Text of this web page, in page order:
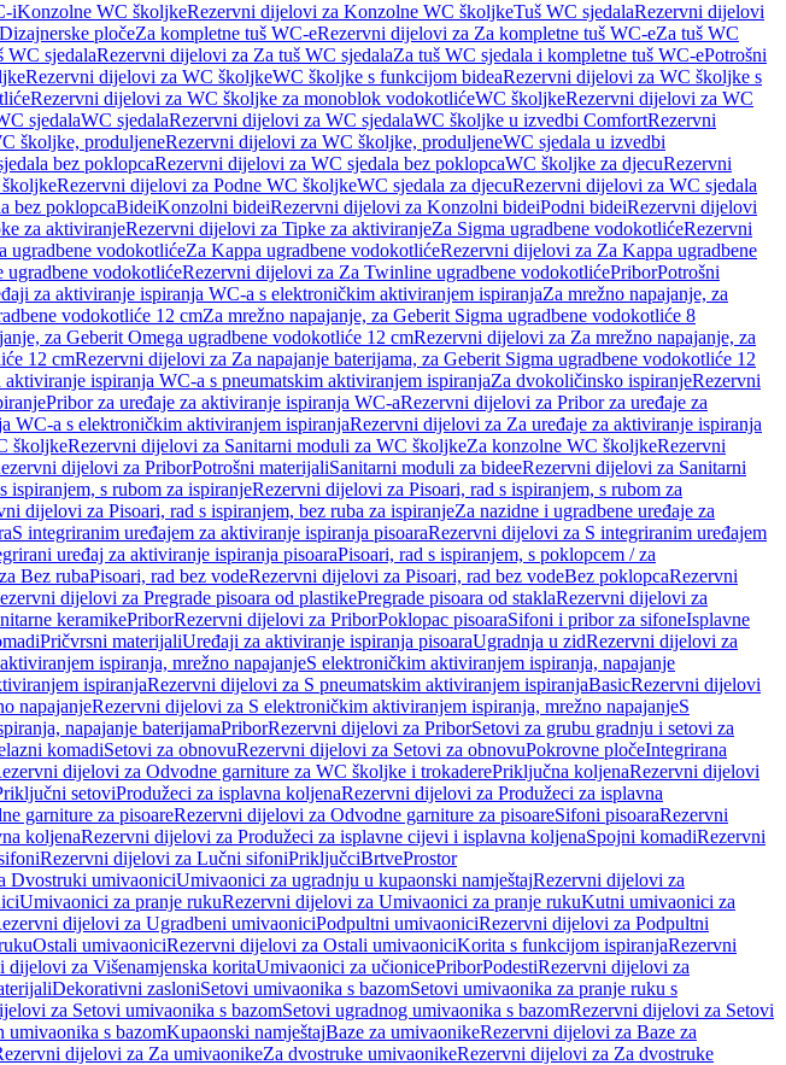
iKonzolne WC školjkeRezervni dijelovi za Konzolne WC školjkeTuš WC sjedalaRezervni dijelovi
pločeZa kompletne tuš WC-eRezervni dijelovi za Za kompletne tuš WC-eZa tuš WC
WC sjedalaRezervni dijelovi za Za tuš WC sjedalaZa tuš WC sjedala i kompletne tuš WC-ePotrošni
Rezervni dijelovi za WC školjkeWC školjke s funkcijom bideaRezervni dijelovi za WC školjke s
Rezervni dijelovi za WC školjke za monoblok vodokotlićeWC školjkeRezervni dijelovi za WC
sjedalaWC sjedalaRezervni dijelovi za WC sjedalaWC školjke u izvedbi ComfortRezervni
školjke, produljeneRezervni dijelovi za WC školjke, produljeneWC sjedala u izvedbi
bez poklopcaRezervni dijelovi za WC sjedala bez poklopcaWC školjke za djecuRezervni
Rezervni dijelovi za Podne WC školjkeWC sjedala za djecuRezervni dijelovi za WC sjedala
bez poklopcaBideiKonzolni bideiRezervni dijelovi za Konzolni bideiPodni bideiRezervni dijelovi
za aktiviranjeRezervni dijelovi za Tipke za aktiviranjeZa Sigma ugradbene vodokotlićeRezervni
ugradbene vodokotlićeZa Kappa ugradbene vodokotlićeRezervni dijelovi za Za Kappa ugradbene
ugradbene vodokotlićeRezervni dijelovi za Za Twinline ugradbene vodokotlićePriborPotrošni
za aktiviranje ispiranja WC-a s elektroničkim aktiviranjem ispiranjaZa mrežno napajanje, za
vodokotliće 12 cmZa mrežno napajanje, za Geberit Sigma ugradbene vodokotliće 8
za Geberit Omega ugradbene vodokotliće 12 cmRezervni dijelovi za Za mrežno napajanje, za
12 cmRezervni dijelovi za Za napajanje baterijama, za Geberit Sigma ugradbene vodokotliće 12
ispiranja WC-a s pneumatskim aktiviranjem ispiranjaZa dvokoličinsko ispiranjeRezervni
Pribor za uređaje za aktiviranje ispiranja WC-aRezervni dijelovi za Pribor za uređaje za
WC-a s elektroničkim aktiviranjem ispiranjaRezervni dijelovi za Za uređaje za aktiviranje ispiranja
školjkeRezervni dijelovi za Sanitarni moduli za WC školjkeZa konzolne WC školjkeRezervni
dijelovi za PriborPotrošni materijaliSanitarni moduli za bideeRezervni dijelovi za Sanitarni
ispiranjem, s rubom za ispiranjeRezervni dijelovi za Pisoari, rad s ispiranjem, s rubom za
dijelovi za Pisoari, rad s ispiranjem, bez ruba za ispiranjeZa nazidne i ugradbene uređaje za
S integriranim uređajem za aktiviranje ispiranja pisoaraRezervni dijelovi za S integriranim uređajem
uređaj za aktiviranje ispiranja pisoaraPisoari, rad s ispiranjem, s poklopcem / za
Bez rubaPisoari, rad bez vodeRezervni dijelovi za Pisoari, rad bez vodeBez poklopcaRezervni
dijelovi za Pregrade pisoara od plastikePregrade pisoara od staklaRezervni dijelovi za
keramikePriborRezervni dijelovi za PriborPoklopac pisoaraSifoni i pribor za sifoneIsplavne
Pričvrsni materijaliUređaji za aktiviranje ispiranja pisoaraUgradnja u zidRezervni dijelovi za
ispiranja, mrežno napajanjeS elektroničkim aktiviranjem ispiranja, napajanje
ispiranjaRezervni dijelovi za S pneumatskim aktiviranjem ispiranjaBasicRezervni dijelovi
napajanjeRezervni dijelovi za S elektroničkim aktiviranjem ispiranja, mrežno napajanjeS
napajanje baterijamaPriborRezervni dijelovi za PriborSetovi za grubu gradnju i setovi za
komadiSetovi za obnovuRezervni dijelovi za Setovi za obnovuPokrovne pločeIntegrirana
dijelovi za Odvodne garniture za WC školjke i trokaderePriključna koljenaRezervni dijelovi
setoviProdužeci za isplavna koljenaRezervni dijelovi za Produžeci za isplavna
garniture za pisoareRezervni dijelovi za Odvodne garniture za pisoareSifoni pisoaraRezervni
koljenaRezervni dijelovi za Produžeci za isplavne cijevi i isplavna koljenaSpojni komadiRezervni
Rezervni dijelovi za Lučni sifoniPriključciBrtveProstor
Dvostruki umivaoniciUmivaonici za ugradnju u kupaonski namještajRezervni dijelovi za
Umivaonici za pranje rukuRezervni dijelovi za Umivaonici za pranje rukuKutni umivaonici za
dijelovi za Ugradbeni umivaoniciPodpultni umivaoniciRezervni dijelovi za Podpultni
Ostali umivaoniciRezervni dijelovi za Ostali umivaoniciKorita s funkcijom ispiranjaRezervni
dijelovi za Višenamjenska koritaUmivaonici za učionicePriborPodestiRezervni dijelovi za
Dekorativni zasloniSetovi umivaonika s bazomSetovi umivaonika za pranje ruku s
za Setovi umivaonika s bazomSetovi ugradnog umivaonika s bazomRezervni dijelovi za Setovi
umivaonika s bazomKupaonski namještajBaze za umivaonikeRezervni dijelovi za Baze za
dijelovi za Za umivaonikeZa dvostruke umivaonikeRezervni dijelovi za Za dvostruke